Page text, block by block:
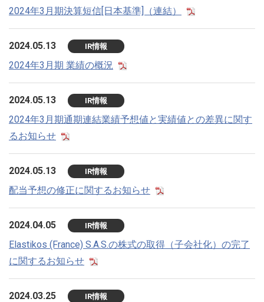
2024年3月期決算短信[日本基準]（連結）
2024.05.13 IR情報
2024年3月期 業績の概況
2024.05.13 IR情報
2024年3月期通期連結業績予想値と実績値との差異に関す
るお知らせ
2024.05.13 IR情報
配当予想の修正に関するお知らせ
2024.04.05 IR情報
Elastikos (France) S.A.S.の株式の取得（子会社化）の完了
に関するお知らせ
2024.03.25 IR情報